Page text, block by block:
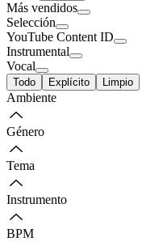
Más vendidos
Selección
YouTube Content ID
Instrumental
Vocal
Todo Explícito Limpio
Ambiente
Género
Tema
Instrumento
BPM